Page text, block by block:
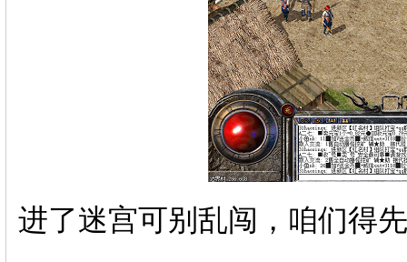
进了迷宫可别乱闯，咱们得